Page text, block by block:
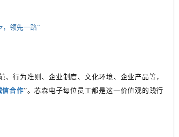
，领先一路”
行为准则、企业制度、文化环境、企业产品等，
信合作”。芯森电子每位员工都是这一价值观的践行